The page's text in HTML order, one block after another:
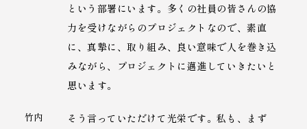
という部署にいます。多くの社員の皆さんの協
力を受けながらのプロジェクトなので、素直
に、真摯に、取り組み、良い意味で人を巻き込
みながら、プロジェクトに邁進していきたいと
思います。
竹内
そう言っていただけて光栄です。私も、まず